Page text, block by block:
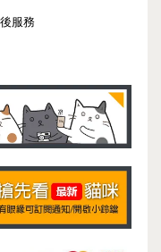
服務